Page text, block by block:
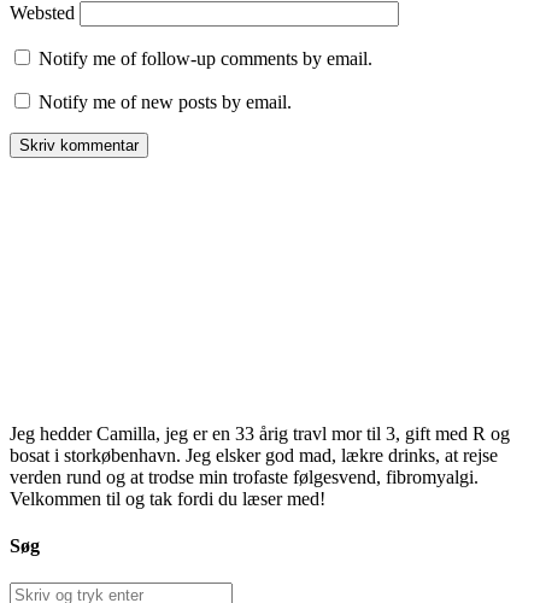
Websted
Notify me of follow-up comments by email.
Notify me of new posts by email.
Jeg hedder Camilla, jeg er en 33 årig travl mor til 3, gift med R og
bosat i storkøbenhavn. Jeg elsker god mad, lækre drinks, at rejse
verden rund og at trodse min trofaste følgesvend, fibromyalgi.
Velkommen til og tak fordi du læser med!
Søg